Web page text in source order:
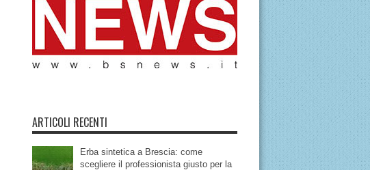
ARTICOLI RECENTI
Erba sintetica a Brescia: come
scegliere il professionista giusto per la